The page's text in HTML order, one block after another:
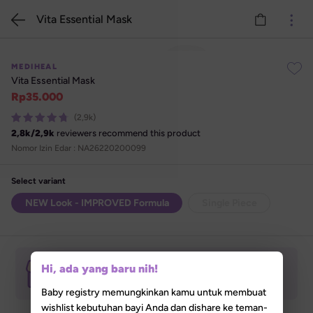
Stok Habis
MEDIHEAL
Vita Essential Mask
Rp35.000
(2,9k)
2,8k/2,9k reviewers recommend this product
Nomor Izin Edar : NA26220200099
Select variant
NEW Look - IMPROVED Formula
In-store Pickup Tersedia
Izinkan akses lokasi untuk menemukan Lilla
Store terdekat darimu
Vita Essential Mask
Hi, ada yang baru nih!
Baby registry memungkinkan kamu untuk membuat
wishlist kebutuhan bayi Anda dan dishare ke teman-